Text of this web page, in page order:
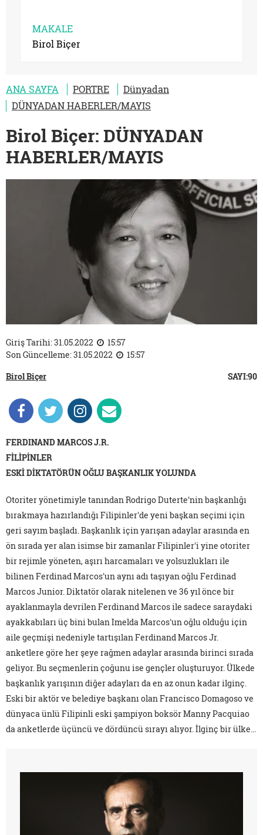
MAKALE
Birol Biçer
ANA SAYFA PORTRE
Dünyadan
DÜNYADAN HABERLER/MAYIS
Birol Biçer: DÜNYADAN
HABERLER/MAYIS
Giriş Tarihi: 31.05.2022
15:57
Son Güncelleme: 31.05.2022
15:57
Birol Biçer
SAYI:90
FERDINAND MARCOS J.R.
FİLİPİNLER
ESKİ DİKTATÖRÜN OĞLU BAŞKANLIK YOLUNDA
Otoriter yönetimiyle tanından Rodrigo Duterte'nin başkanlığı
bırakmaya hazırlandığı Filipinler'de yeni başkan seçimi için
geri sayım başladı. Başkanlık için yarışan adaylar arasında en
ön sırada yer alan isimse bir zamanlar Filipinler'i yine otoriter
bir rejimle yöneten, aşırı harcamaları ve yolsuzlukları ile
bilinen Ferdinad Marcos'un aynı adı taşıyan oğlu Ferdinad
Marcos Junior. Diktatör olarak nitelenen ve 36 yıl önce bir
ayaklanmayla devrilen Ferdinand Marcos ile sadece saraydaki
ayakkabıları üç bini bulan Imelda Marcos'un oğlu olduğu için
aile geçmişi nedeniyle tartışılan Ferdinand Marcos Jr.
anketlere göre her şeye rağmen adaylar arasında birinci sırada
geliyor. Bu seçmenlerin çoğunu ise gençler oluşturuyor. Ülkede
başkanlık yarışının diğer adayları da en az onun kadar ilginç.
Eski bir aktör ve belediye başkanı olan Francisco Domagoso ve
dünyaca ünlü Filipinli eski şampiyon boksör Manny Pacquiao
da anketlerde üçüncü ve dördüncü sırayı alıyor. İlginç bir ülke...